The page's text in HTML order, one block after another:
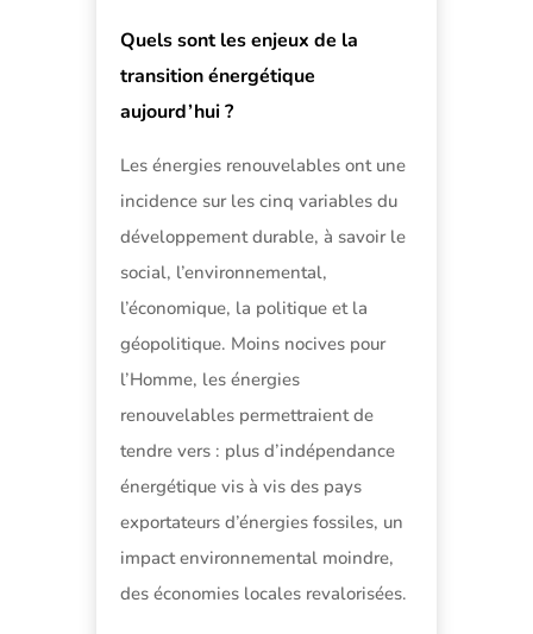
Quels sont les enjeux de la
transition énergétique
aujourd’hui ?
Les énergies renouvelables ont une
incidence sur les cinq variables du
développement durable, à savoir le
social, l’environnemental,
l’économique, la politique et la
géopolitique. Moins nocives pour
l’Homme, les énergies
renouvelables permettraient de
tendre vers : plus d’indépendance
énergétique vis à vis des pays
exportateurs d’énergies fossiles, un
impact environnemental moindre,
des économies locales revalorisées.